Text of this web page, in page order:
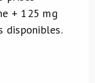
+ 125 mg
disponibles.